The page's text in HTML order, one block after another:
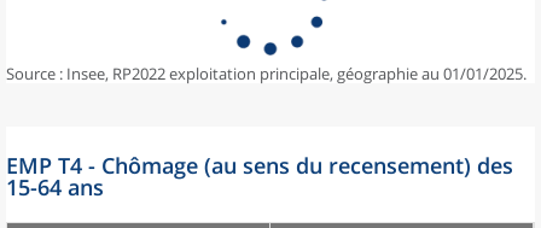
Source : Insee, RP2022 exploitation principale, géographie au 01/01/2025.
EMP T4 - Chômage (au sens du recensement) des
15-64 ans